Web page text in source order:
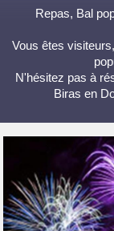
Repas, Bal
Vous êtes
N'hésitez pas à
Biras en